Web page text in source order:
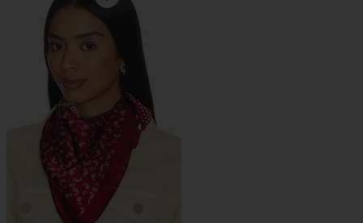
Favorite PAÑUELO LUCIA